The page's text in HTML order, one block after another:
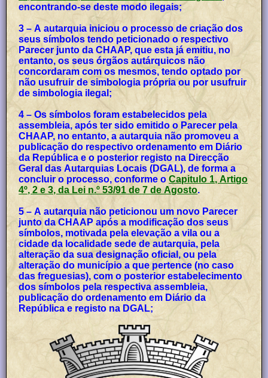
encontrando-se deste modo ilegais;
3 – A autarquia iniciou o processo de criação dos
seus símbolos tendo peticionado o respectivo
Parecer junto da CHAAP, que esta já emitiu, no
entanto, os seus órgãos autárquicos não
concordaram com os mesmos, tendo optado por
não usufruir de simbologia própria ou por usufruir
de simbologia ilegal;
4 – Os símbolos foram estabelecidos pela
assembleia, após ter sido emitido o Parecer pela
CHAAP, no entanto, a autarquia não promoveu a
publicação do respectivo ordenamento em Diário
da República e o posterior registo na Direcção
Geral das Autarquias Locais (DGAL), de forma a
concluir o processo, conforme oCapitulo 1, Artigo
4º, 2 e 3, da Lei n.º 53/91 de 7 de Agosto.
5 – A autarquia não peticionou um novo Parecer
junto da CHAAP após a modificação dos seus
símbolos, motivada pela elevação a vila ou a
cidade da localidade sede de autarquia, pela
alteração da sua designação oficial, ou pela
alteração do município a que pertence (no caso
das freguesias), com o posterior estabelecimento
dos símbolos pela respectiva assembleia,
publicação do ordenamento em Diário da
República e registo na DGAL;